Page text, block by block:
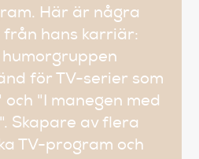
Här är några
hans karriär:
humorgruppen
för TV-serier som
och "I manegen med
Skapare av flera
TV-program och